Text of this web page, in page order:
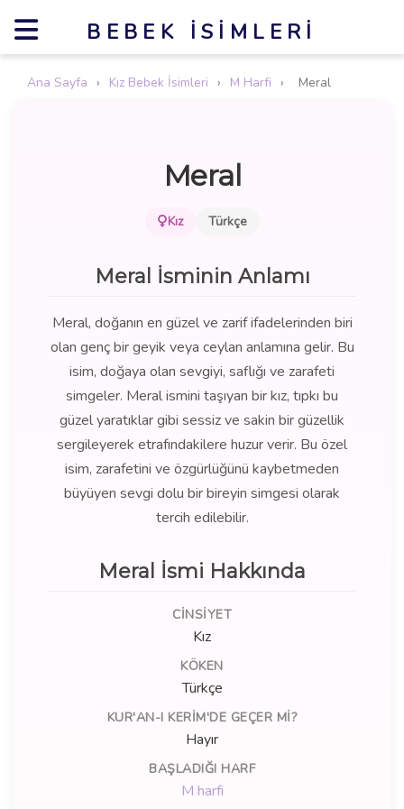
BEBEK İSIMLERI
Ana Sayfa › Kız Bebek İsimleri › M Harfi › Meral
Meral
Kız Türkçe
Meral İsminin Anlamı
Meral, doğanın en güzel ve zarif ifadelerinden biri
olan genç bir geyik veya ceylan anlamına gelir. Bu
isim, doğaya olan sevgiyi, saflığı ve zarafeti
simgeler. Meral ismini taşıyan bir kız, tıpkı bu
güzel yaratıklar gibi sessiz ve sakin bir güzellik
sergileyerek etrafındakilere huzur verir. Bu özel
isim, zarafetini ve özgürlüğünü kaybetmeden
büyüyen sevgi dolu bir bireyin simgesi olarak
tercih edilebilir.
Meral İsmi Hakkında
CINSIYET
Kız
KÖKEN
Türkçe
KUR'AN-I KERIM'DE GEÇER MI?
Hayır
BAŞLADIĞI HARF
M harfi